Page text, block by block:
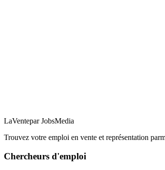
LaVentepar JobsMedia
Trouvez votre emploi en vente et représentation
Chercheurs d'emploi